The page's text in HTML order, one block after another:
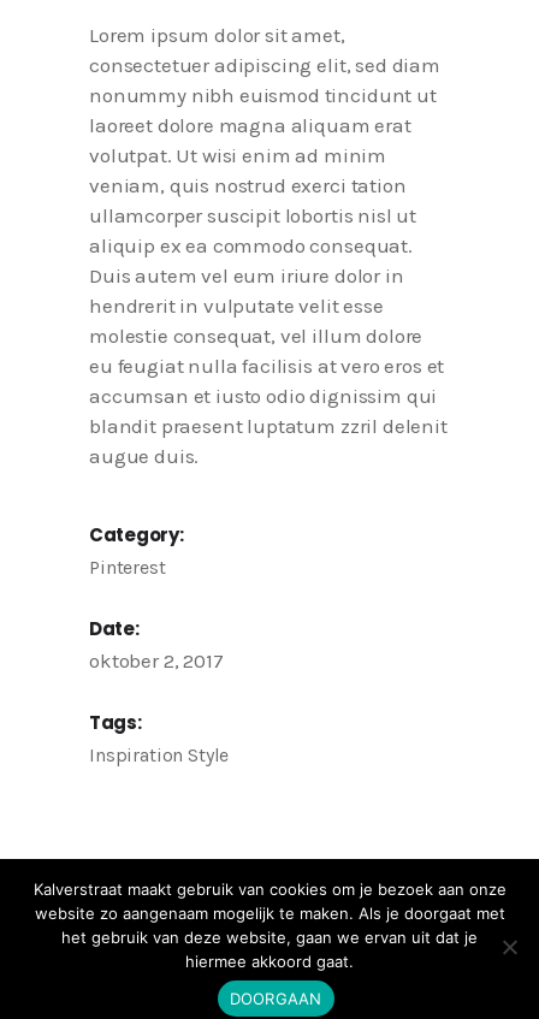
Lorem ipsum dolor sit amet,
consectetuer adipiscing elit, sed diam
nonummy nibh euismod tincidunt ut
laoreet dolore magna aliquam erat
volutpat. Ut wisi enim ad minim
veniam, quis nostrud exerci tation
ullamcorper suscipit lobortis nisl ut
aliquip ex ea commodo consequat.
Duis autem vel eum iriure dolor in
hendrerit in vulputate velit esse
molestie consequat, vel illum dolore
eu feugiat nulla facilisis at vero eros et
accumsan et iusto odio dignissim qui
blandit praesent luptatum zzril delenit
augue duis.
Category:
Pinterest
Date:
oktober 2, 2017
Tags:
Inspiration Style
Kalverstraat maakt gebruik van cookies om je bezoek aan onze
website zo aangenaam mogelijk te maken. Als je doorgaat met
het gebruik van deze website, gaan we ervan uit dat je
hiermee akkoord gaat.
DOORGAAN